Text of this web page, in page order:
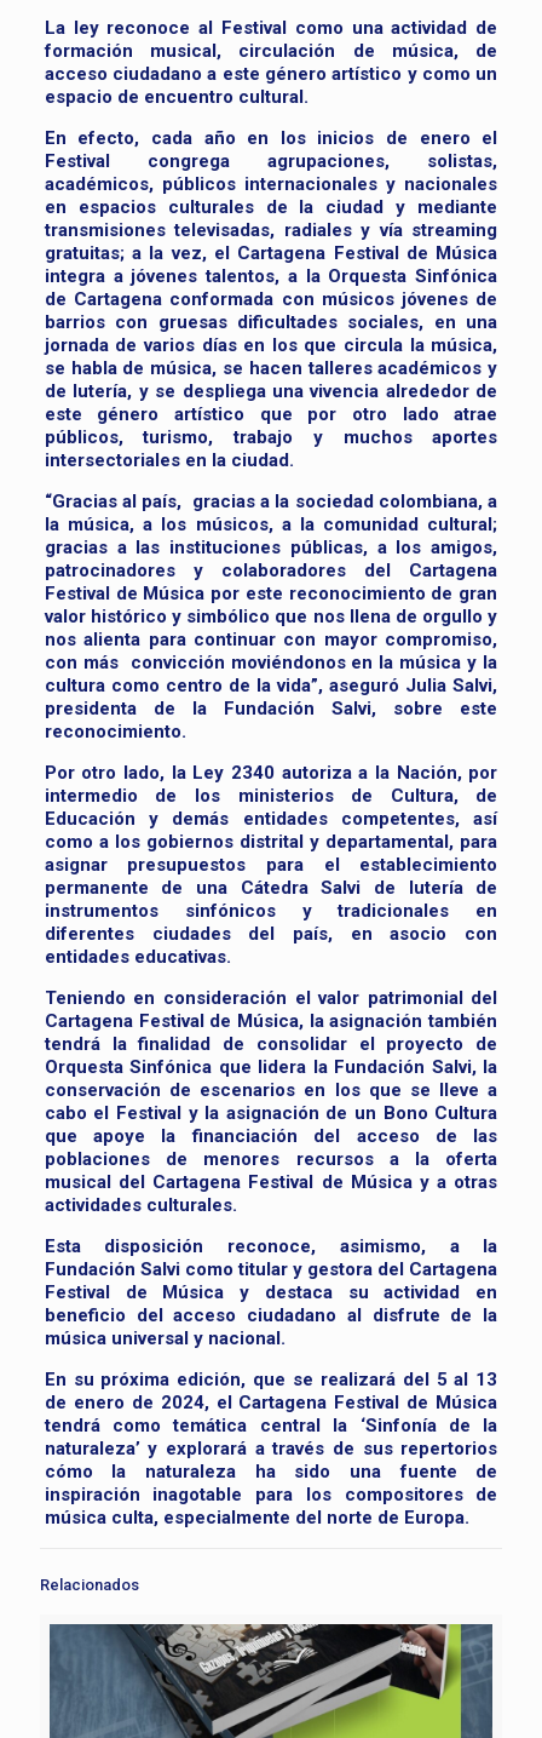
La ley reconoce al Festival como una actividad de
formación musical, circulación de música, de
acceso ciudadano a este género artístico y como un
espacio de encuentro cultural.
En efecto, cada año en los inicios de enero el
Festival congrega agrupaciones, solistas,
académicos, públicos internacionales y nacionales
en espacios culturales de la ciudad y mediante
transmisiones televisadas, radiales y vía streaming
gratuitas; a la vez, el Cartagena Festival de Música
integra a jóvenes talentos, a la Orquesta Sinfónica
de Cartagena conformada con músicos jóvenes de
barrios con gruesas dificultades sociales, en una
jornada de varios días en los que circula la música,
se habla de música, se hacen talleres académicos y
de lutería, y se despliega una vivencia alrededor de
este género artístico que por otro lado atrae
públicos, turismo, trabajo y muchos aportes
intersectoriales en la ciudad.
“Gracias al país, gracias a la sociedad colombiana, a
la música, a los músicos, a la comunidad cultural;
gracias a las instituciones públicas, a los amigos,
patrocinadores y colaboradores del Cartagena
Festival de Música por este reconocimiento de gran
valor histórico y simbólico que nos llena de orgullo y
nos alienta para continuar con mayor compromiso,
con más convicción moviéndonos en la música y la
cultura como centro de la vida”, aseguró Julia Salvi,
presidenta de la Fundación Salvi, sobre este
reconocimiento.
Por otro lado, la Ley 2340 autoriza a la Nación, por
intermedio de los ministerios de Cultura, de
Educación y demás entidades competentes, así
como a los gobiernos distrital y departamental, para
asignar presupuestos para el establecimiento
permanente de una Cátedra Salvi de lutería de
instrumentos sinfónicos y tradicionales en
diferentes ciudades del país, en asocio con
entidades educativas.
Teniendo en consideración el valor patrimonial del
Cartagena Festival de Música, la asignación también
tendrá la finalidad de consolidar el proyecto de
Orquesta Sinfónica que lidera la Fundación Salvi, la
conservación de escenarios en los que se lleve a
cabo el Festival y la asignación de un Bono Cultura
que apoye la financiación del acceso de las
poblaciones de menores recursos a la oferta
musical del Cartagena Festival de Música y a otras
actividades culturales.
Esta disposición reconoce, asimismo, a la
Fundación Salvi como titular y gestora del Cartagena
Festival de Música y destaca su actividad en
beneficio del acceso ciudadano al disfrute de la
música universal y nacional.
En su próxima edición, que se realizará del 5 al 13
de enero de 2024, el Cartagena Festival de Música
tendrá como temática central la ‘Sinfonía de la
naturaleza’ y explorará a través de sus repertorios
cómo la naturaleza ha sido una fuente de
inspiración inagotable para los compositores de
música culta, especialmente del norte de Europa.
Relacionados